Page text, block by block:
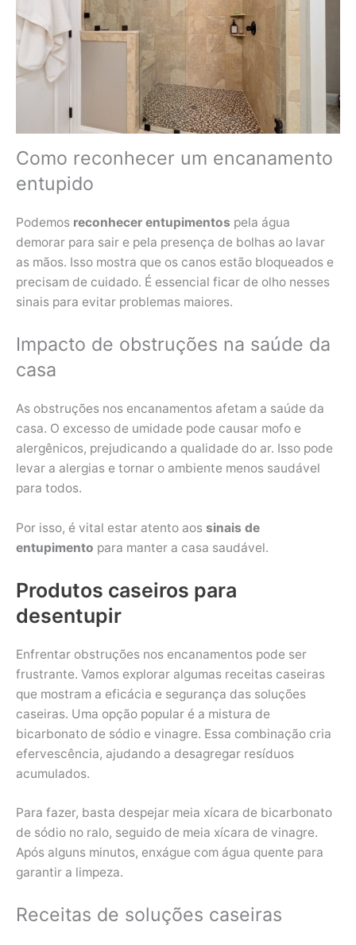
Como reconhecer um encanamento
entupido
Podemos reconhecer entupimentos pela água
demorar para sair e pela presença de bolhas ao lavar
as mãos. Isso mostra que os canos estão bloqueados e
precisam de cuidado. É essencial ficar de olho nesses
sinais para evitar problemas maiores.
Impacto de obstruções na saúde da
casa
As obstruções nos encanamentos afetam a saúde da
casa. O excesso de umidade pode causar mofo e
alergênicos, prejudicando a qualidade do ar. Isso pode
levar a alergias e tornar o ambiente menos saudável
para todos.
Por isso, é vital estar atento aos sinais de
entupimento para manter a casa saudável.
Produtos caseiros para
desentupir
Enfrentar obstruções nos encanamentos pode ser
frustrante. Vamos explorar algumas receitas caseiras
que mostram a eficácia e segurança das soluções
caseiras. Uma opção popular é a mistura de
bicarbonato de sódio e vinagre. Essa combinação cria
efervescência, ajudando a desagregar resíduos
acumulados.
Para fazer, basta despejar meia xícara de bicarbonato
de sódio no ralo, seguido de meia xícara de vinagre.
Após alguns minutos, enxágue com água quente para
garantir a limpeza.
Receitas de soluções caseiras